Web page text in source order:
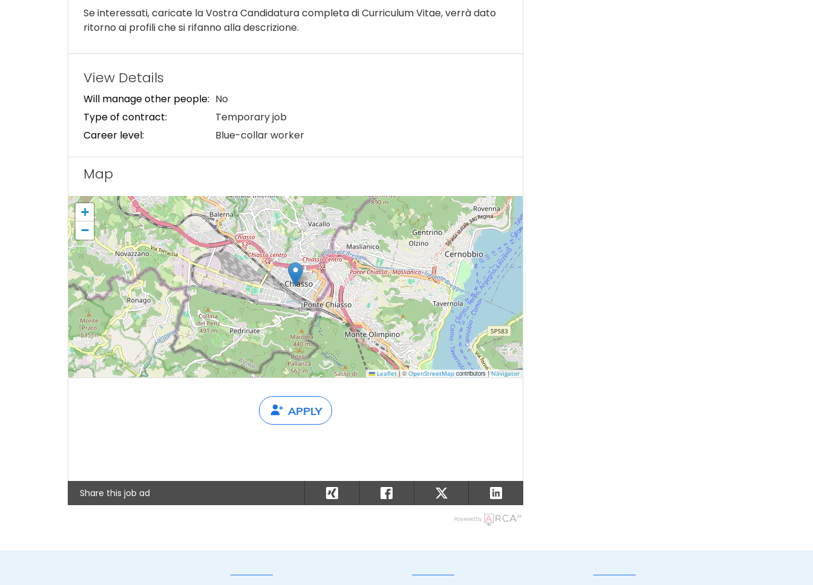
Se interessati, caricate la Vostra Candidatura completa di Curriculum Vitae, verrà dato
ritorno ai profili che si rifanno alla descrizione.
View Details
Will manage other people: No
Type of contract:
Temporary job
Career level:
Blue-collar worker
Map
+
−
Leaflet |©OpenStreetMapcontributors |Navigator
APPLY
Share this job ad
Powered by